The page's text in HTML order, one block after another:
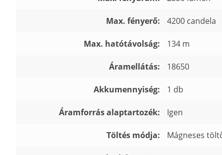
Max. fényerő: 4200 candela
Max. hatótávolság: 134 m
Áramellátás: 18650
Akkumennyiség: 1 db
Áramforrás alaptartozék: Igen
Töltés módja: Mágneses